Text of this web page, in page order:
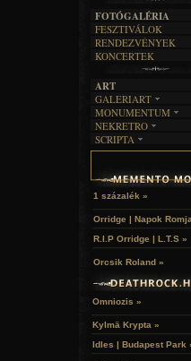
FOTÓGALÉRIA
FESZTIVÁLOK
RENDEZVÉNYEK
KONCERTEK
ART
GALERIART
ARTGALERI
KÉPREGÉNYEK
LAKÁSKULTS
MONUMENTUM
TEMETŐK
TEMPLOMOK
HELYEK
NEKRETRO
SZUBKULT
RELIKVIÁK
SCRIPTA
NOVELLÁK
HALÁLTÁNC
1 százalék »
Orridge | Napok
R.I.P Orridge | L.T.S »
Orcsik Roland »
Omniozis »
Kylmä Krypta »
Idles | Budapest Park